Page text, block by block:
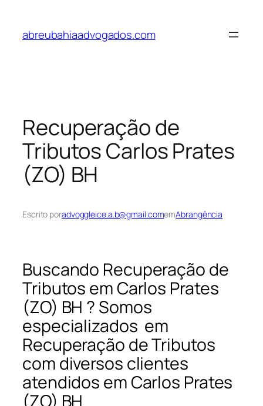
abreubahiaadvogados.com
Recuperação de
Tributos Carlos Prates
(ZO) BH
Escrito poradvoggleice.a.b@gmail.comemAbrangência
Buscando Recuperação de
Tributos em Carlos Prates
(ZO) BH ? Somos
especializados em
Recuperação de Tributos
com diversos clientes
atendidos em Carlos Prates
(ZO) BH